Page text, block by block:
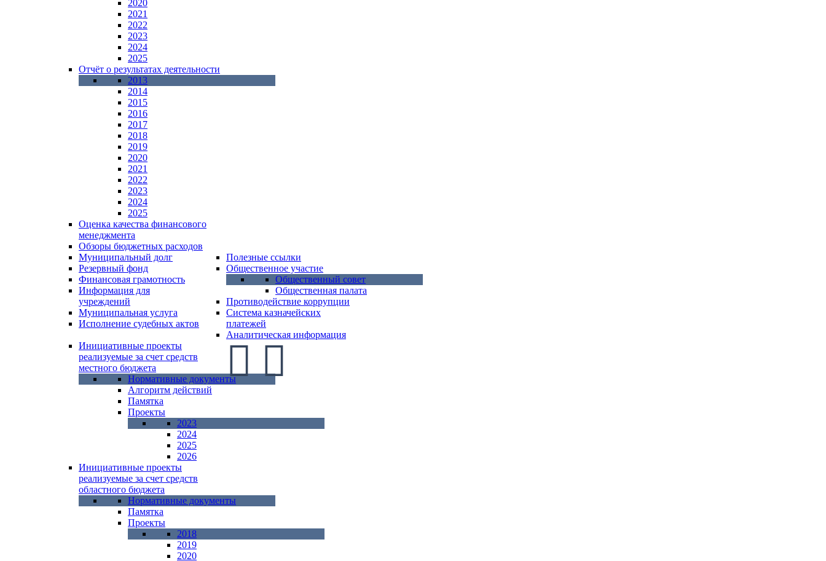
2020
2021
2022
2023
2024
2025
Отчёт о результатах деятельности
2013
2014
2015
2016
2017
2018
2019
2020
2021
2022
2023
2024
2025
Оценка качества финансового
менеджмента
Обзоры бюджетных расходов
Муниципальный долг
Резервный фонд
Финансовая грамотность
Информация для
учреждений
Муниципальная услуга
Исполнение судебных актов
Полезные ссылки
Общественное участие
Общественный совет
Общественная палата
Противодействие коррупции
Система казначейских
платежей
Аналитическая информация
Инициативные проекты
реализуемые за счет средств
местного бюджета
Нормативные документы
Алгоритм действий
Памятка
Проекты
2023
2024
2025
2026
Инициативные проекты
реализуемые за счет средств
областного бюджета
Нормативные документы
Памятка
Проекты
2018
2019
2020